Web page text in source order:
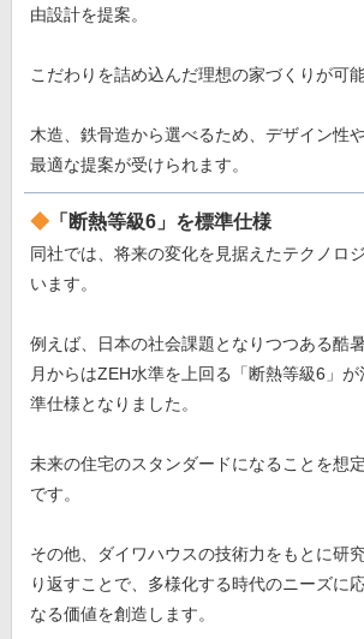
由設計を提案。
こだわりを詰め込んだ理想の家づくりが可能
木造、鉄骨造から選べるため、デザイン性
最適な提案が受けられます。
「断熱等級6」を標準仕様
同社では、将来の変化を見据えたテクノロ
います。
例えば、日本の社会課題となりつつある酷
月からはZEH水準を上回る「断熱等級6」
準仕様となりました。
未来の住宅のスタンダードになることを想
です。
その他、ダイワハウスの技術力をもとに研
り返すことで、多様化する時代のニーズに
なる価値を創造します。